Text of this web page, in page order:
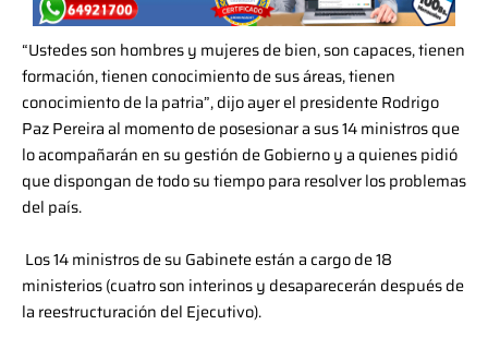
“Ustedes son hombres y mujeres de bien, son capaces, tienen
formación, tienen conocimiento de sus áreas, tienen
conocimiento de la patria”, dijo ayer el presidente Rodrigo
Paz Pereira al momento de posesionar a sus 14 ministros que
lo acompañarán en su gestión de Gobierno y a quienes pidió
que dispongan de todo su tiempo para resolver los problemas
del país.
Los 14 ministros de su Gabinete están a cargo de 18
ministerios (cuatro son interinos y desaparecerán después de
la reestructuración del Ejecutivo).